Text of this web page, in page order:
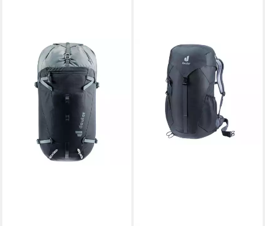
Rucksack Deuter Rucksack
Guide 30 3361323
ab 146,30 €
165,00 €
leider ausverkauft